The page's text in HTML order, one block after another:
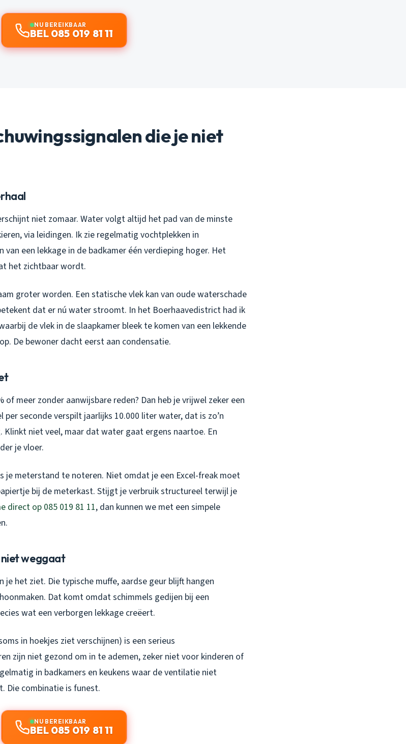
NU BEREIKBAAR
BEL 085 019 81 11
die je niet
niet zomaar. Water volgt altijd het pad van de minste
via leidingen. Ik zie regelmatig vochtplekken in
een lekkage in de badkamer één verdieping hoger. Het
het zichtbaar wordt.
groter worden. Een statische vlek kan van oude waterschade
dat er nú water stroomt. In het Boerhaavedistrict had ik
de vlek in de slaapkamer bleek te komen van een lekkende
De bewoner dacht eerst aan condensatie.
meer zonder aanwijsbare reden? Dan heb je vrijwel zeker een
per seconde verspilt jaarlijks 10.000 liter water, dat is zo’n
niet veel, maar dat water gaat ergens naartoe. En
je vloer.
je meterstand te noteren. Niet omdat je een Excel-freak moet
bij de meterkast. Stijgt je verbruik structureel terwijl je
direct op 085 019 81 11, dan kunnen we met een simpele
weggaat
je het ziet. Die typische muffe, aardse geur blijft hangen
Dat komt omdat schimmels gedijen bij een
wat een verborgen lekkage creëert.
in hoekjes ziet verschijnen) is een serieus
zijn niet gezond om in te ademen, zeker niet voor kinderen of
in badkamers en keukens waar de ventilatie niet
Die combinatie is funest.
NU BEREIKBAAR
BEL 085 019 81 11